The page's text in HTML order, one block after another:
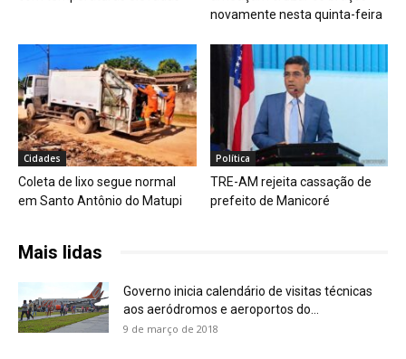
novamente nesta quinta-feira
Cidades
Coleta de lixo segue normal
em Santo Antônio do Matupi
Política
TRE-AM rejeita cassação de
prefeito de Manicoré
Mais lidas
Governo inicia calendário de visitas técnicas
aos aeródromos e aeroportos do...
9 de março de 2018